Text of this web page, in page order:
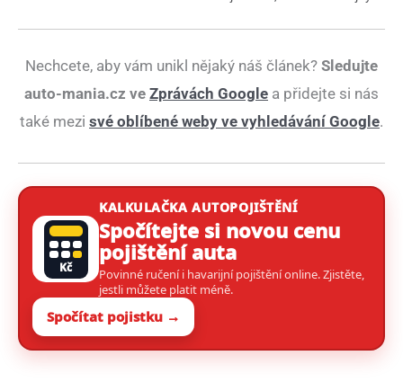
Nechcete, aby vám unikl nějaký náš článek? Sledujte
auto-mania.cz ve Zprávách Google a přidejte si nás
také mezi své oblíbené weby ve vyhledávání Google.
Kč
KALKULAČKA AUTOPOJIŠTĚNÍ
Spočítejte si novou cenu
pojištění auta
Povinné ručení i havarijní pojištění online. Zjistěte,
jestli můžete platit méně.
Spočítat pojistku →